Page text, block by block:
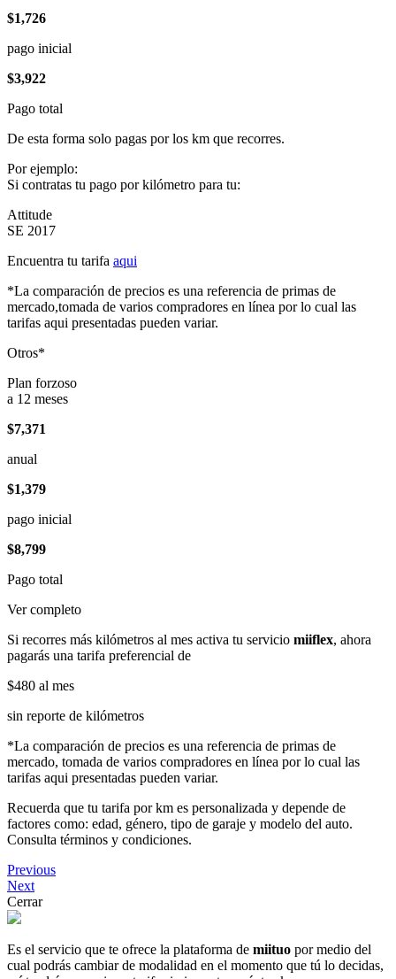
$1,726
pago inicial
$3,922
Pago total
De esta forma solo pagas por los km que recorres.
Por ejemplo:
Si contratas tu pago por kilómetro para tu:
Attitude
SE 2017
Encuentra tu tarifa aqui
*La comparación de precios es una referencia de primas de
mercado,tomada de varios compradores en línea por lo cual las
tarifas aqui presentadas pueden variar.
Otros*
Plan forzoso
a 12 meses
$7,371
anual
$1,379
pago inicial
$8,799
Pago total
Ver completo
Si recorres más kilómetros al mes activa tu servicio miiflex, ahora
pagarás una tarifa preferencial de
$480 al mes
sin reporte de kilómetros
*La comparación de precios es una referencia de primas de
mercado, tomada de varios compradores en línea por lo cual las
tarifas aqui presentadas pueden variar.
Recuerda que tu tarifa por km es personalizada y depende de
factores como: edad, género, tipo de garaje y modelo del auto.
Consulta términos y condiciones.
Previous
Next
Cerrar
Es el servicio que te ofrece la plataforma de miituo por medio del
cual podrás cambiar de modalidad en el momento que tú lo decidas,